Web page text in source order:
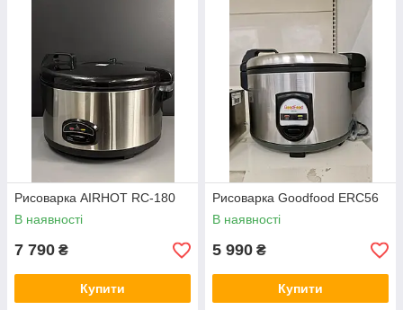
Рисоварка AIRHOT RC-180
В наявності
7 790 ₴
Купити
Рисоварка Goodfood ERC56
В наявності
5 990 ₴
Купити